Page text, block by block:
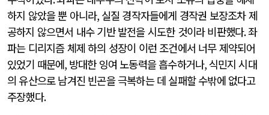
하지 않았을 뿐 아니라, 실질 경작자들에게 경작권 보장조차 제
공하지 않으면서 내수 기반 발전을 시도한 것이라 비판했다.좌
파는 디리지즘 체제 하의 성장이 이런 조건에서 너무 제약되어
있었기 때문에, 방대한 잉여 노동력을 흡수하거나,식민지 시대
의 유산으로 남겨진 빈곤을 극복하는 데 실패할 수밖에 없다고
주장했다.